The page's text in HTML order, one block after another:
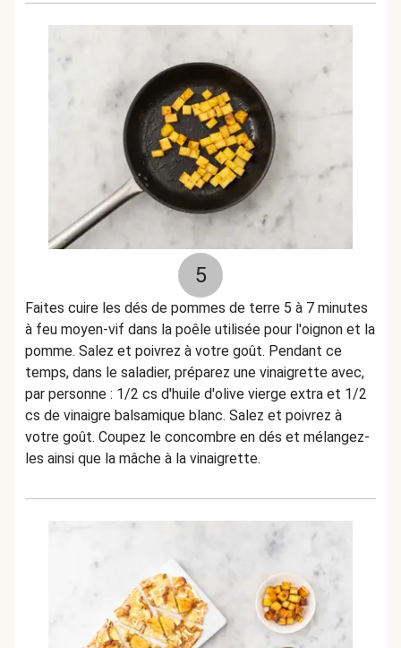
5
Faites cuire les dés de pommes de terre 5 à 7 minutes
à feu moyen-vif dans la poêle utilisée pour l'oignon et la
pomme. Salez et poivrez à votre goût. Pendant ce
temps, dans le saladier, préparez une vinaigrette avec,
par personne : 1/2 cs d'huile d'olive vierge extra et 1/2
cs de vinaigre balsamique blanc. Salez et poivrez à
votre goût. Coupez le concombre en dés et mélangez-
les ainsi que la mâche à la vinaigrette.